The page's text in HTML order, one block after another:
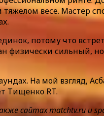
весе. Мастер
потому что
физически сильный,
На мой взгляд,
Тищенко RT.
сайтах matchtv.ru и